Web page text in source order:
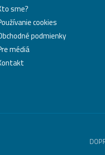
sme?
cookies
podmienky
médiá